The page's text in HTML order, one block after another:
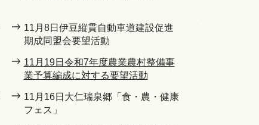
11月8日伊豆縦貫自動車道建設促進
期成同盟会要望活動
11月19日令和7年度農業農村整備事
業予算編成に対する要望活動
11月16日大仁瑞泉郷「食・農・健康
フェス」